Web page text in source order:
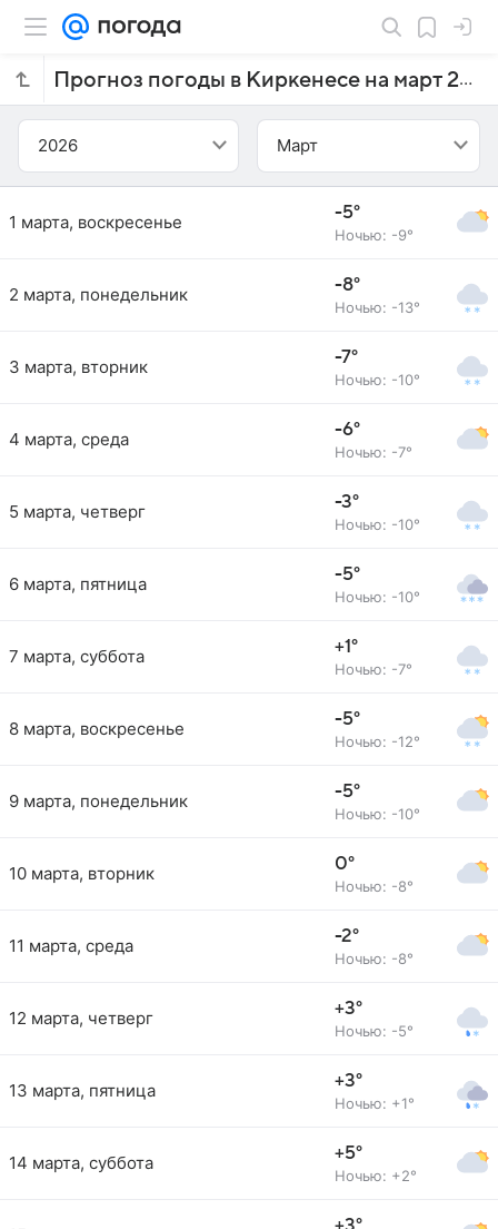
Прогноз погоды в Киркенесе на март 2026 года
2026 Март
1 марта, воскресенье -5°
Ночью: -9°
2 марта, понедельник -8°
Ночью: -13°
3 марта, вторник -7°
Ночью: -10°
4 марта, среда -6°
Ночью: -7°
5 марта, четверг -3°
Ночью: -10°
6 марта, пятница -5°
Ночью: -10°
7 марта, суббота +1°
Ночью: -7°
8 марта, воскресенье -5°
Ночью: -12°
9 марта, понедельник -5°
Ночью: -10°
10 марта, вторник 0°
Ночью: -8°
11 марта, среда -2°
Ночью: -8°
12 марта, четверг +3°
Ночью: -5°
13 марта, пятница +3°
Ночью: +1°
14 марта, суббота +5°
Ночью: +2°